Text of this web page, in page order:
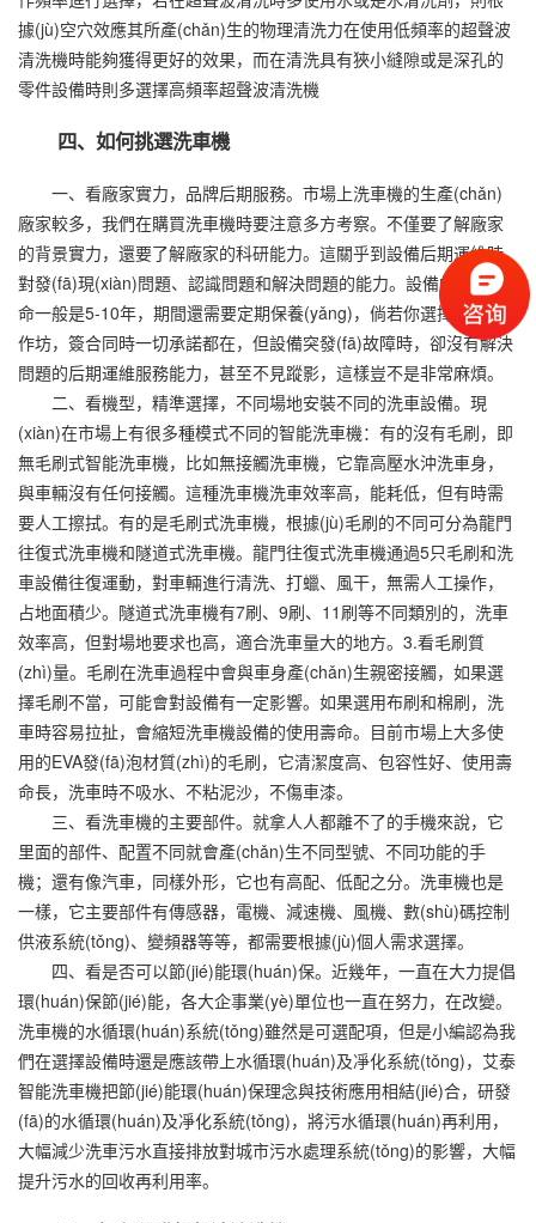
據(jù)空穴效應其所產(chǎn)生的物理清洗力在使用低頻率的超聲波
清洗機時能夠獲得更好的效果，而在清洗具有狹小縫隙或是深孔的
零件設備時則多選擇高頻率超聲波清洗機
四、如何挑選洗車機
一、看廠家實力，品牌后期服務。市場上洗車機的生產(chǎn)
廠家較多，我們在購買洗車機時要注意多方考察。不僅要了解廠家
的背景實力，還要了解廠家的科研能力。這關乎到設備后期運維時
對發(fā)現(xiàn)問題、認識問題和解決問題的能力。設備的使用壽
命一般是5-10年，期間還需要定期保養(yǎng)，倘若你選擇的是小
作坊，簽合同時一切承諾都在，但設備突發(fā)故障時，卻沒有解決
問題的后期運維服務能力，甚至不見蹤影，這樣豈不是非常麻煩。
二、看機型，精準選擇，不同場地安裝不同的洗車設備。現
(xiàn)在市場上有很多種模式不同的智能洗車機：有的沒有毛刷，即
無毛刷式智能洗車機，比如無接觸洗車機，它靠高壓水沖洗車身，
與車輛沒有任何接觸。這種洗車機洗車效率高，能耗低，但有時需
要人工擦拭。有的是毛刷式洗車機，根據(jù)毛刷的不同可分為龍門
往復式洗車機和隧道式洗車機。龍門往復式洗車機通過5只毛刷和洗
車設備往復運動，對車輛進行清洗、打蠟、風干，無需人工操作，
占地面積少。隧道式洗車機有7刷、9刷、11刷等不同類別的，洗車
效率高，但對場地要求也高，適合洗車量大的地方。3.看毛刷質
(zhì)量。毛刷在洗車過程中會與車身產(chǎn)生親密接觸，如果選
擇毛刷不當，可能會對設備有一定影響。如果選用布刷和棉刷，洗
車時容易拉扯，會縮短洗車機設備的使用壽命。目前市場上大多使
用的EVA發(fā)泡材質(zhì)的毛刷，它清潔度高、包容性好、使用壽
命長，洗車時不吸水、不粘泥沙，不傷車漆。
三、看洗車機的主要部件。就拿人人都離不了的手機來說，它
里面的部件、配置不同就會產(chǎn)生不同型號、不同功能的手
機；還有像汽車，同樣外形，它也有高配、低配之分。洗車機也是
一樣，它主要部件有傳感器，電機、減速機、風機、數(shù)碼控制
供液系統(tǒng)、變頻器等等，都需要根據(jù)個人需求選擇。
四、看是否可以節(jié)能環(huán)保。近幾年，一直在大力提倡
環(huán)保節(jié)能，各大企事業(yè)單位也一直在努力，在改變。
洗車機的水循環(huán)系統(tǒng)雖然是可選配項，但是小編認為我
們在選擇設備時還是應該帶上水循環(huán)及凈化系統(tǒng)，艾泰
智能洗車機把節(jié)能環(huán)保理念與技術應用相結(jié)合，研發
(fā)的水循環(huán)及凈化系統(tǒng)，將污水循環(huán)再利用，
大幅減少洗車污水直接排放對城市污水處理系統(tǒng)的影響，大幅
提升污水的回收再利用率。